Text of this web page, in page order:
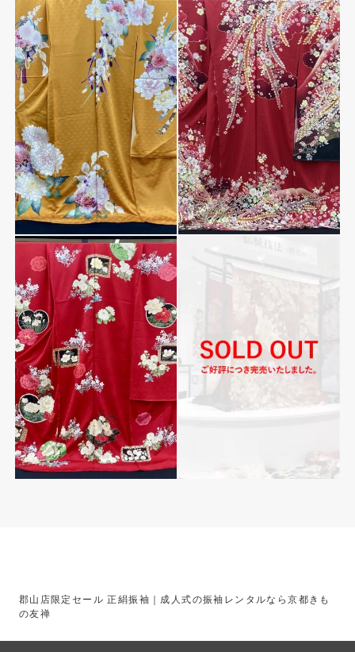
郡山店限定セール 正絹振袖｜成人式の振袖レンタルなら京都きも
の友禅